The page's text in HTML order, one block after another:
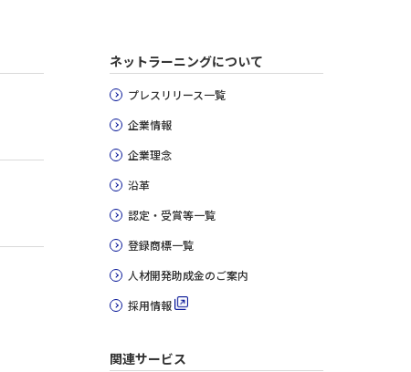
ネットラーニングについて
プレスリリース一覧
企業情報
企業理念
沿革
認定・受賞等一覧
登録商標一覧
人材開発助成金のご案内
採用情報
関連サービス